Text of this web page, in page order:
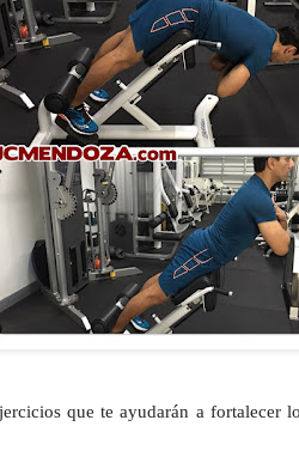
que te ayudarán a fortalecer